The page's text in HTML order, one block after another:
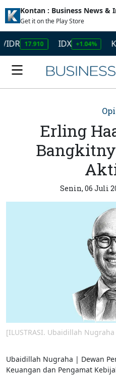
Kontan : Business News &
Get it on the Play Store
17.910 IDX +1.04%
Erling
Senin, 06 Juli
[ILUSTRASI. Ubaidillah
Ubaidillah Nugraha | Dewan
Keuangan dan Pengamat